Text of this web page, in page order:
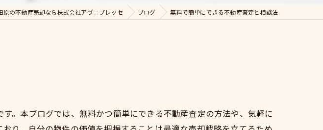
原の不動産売却なら株式会社アヴニプレッセ ブログ 無料で簡単にできる不動産査定と相談法
。本ブログでは、無料かつ簡単にできる不動産査定の方法や、気軽に